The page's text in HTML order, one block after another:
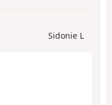
Sidonie L